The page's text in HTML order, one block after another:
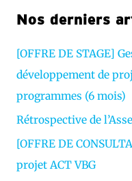
é
o
Nos derniers
[OFFRE DE STAGE]
développement de
programmes (6 mois)
Rétrospective de
[OFFRE DE
projet ACT VBG